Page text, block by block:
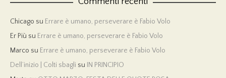
Chicago su Errare è umano, perseverare è Fabio Volo
Er Più su Errare è umano, perseverare è Fabio Volo
Marco su Errare è umano, perseverare è Fabio Volo
Dell’inizio | Colti sbagli su IN PRINCIPIO